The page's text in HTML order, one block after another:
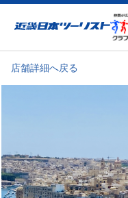
近畿日本ツーリスト
店舗詳細へ戻る